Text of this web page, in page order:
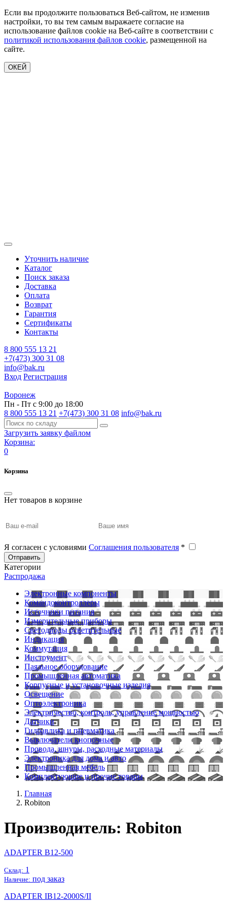
Если вы продолжите пользоваться Веб-сайтом, не изменив
настройки, то вы тем самым выражаете согласие на
использование файлов cookie на Веб-сайте в соответствии с
политикой использования файлов cookie, размещенной на
сайте.
ОКЕЙ
Уточнить наличие
Каталог
Поиск заказа
Доставка
Оплата
Возврат
Гарантия
Сертификаты
Контакты
8 800 555 13 21
+7(473) 300 31 08
info@bak.ru
Вход Регистрация
Воронеж
Пн - Пт с 9:00 до 18:00
8 800 555 13 21 +7(473) 300 31 08 info@bak.ru
Загрузить заявку файлом
Корзина:
0
Корзина
Нет товаров в корзине
Я согласен с условиями Соглашения пользователя *
Отправить
Категории
Распродажа
Электронные компоненты
Командоконтроллеры
Источники питания
Измерительные приборы
Светодиоды осветительные
Индикация
Коммутация
Инструмент
Паяльное оборудование
Промышленная автоматика
Корпусные и установочные изделия
Освещение
Оптоэлектроника
Электричество, контроль, управление мощностью
Датчики
Гидравлика и пневматика
Выключатели кнопочные
Провода, шнуры, расходные материалы
Электроника для дома и авто
Промышленная мебель
Комплектующие и прочие товары
Главная
Robiton
Производитель: Robiton
ADAPTER B12-500
Склад: 1
Наличие: под заказ
ADAPTER IB12-2000S/II